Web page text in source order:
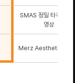
SMAS 정밀 타격·실시
영상
Merz Aesthetics(미